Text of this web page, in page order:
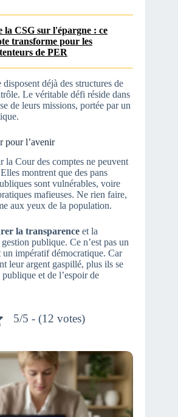
la CSG sur l'épargne : ce
transforme pour les
de PER
déjà des structures de
Le véritable défi réside dans
de leurs missions, portée par un
pour l’avenir
la Cour des comptes ne peuvent
montrent que des pans
sont vulnérables, voire
mafieuses. Ne rien faire,
aux yeux de la population.
la transparence et la
publique. Ce n’est pas un
un impératif démocratique. Car
leur argent gaspillé, plus ils se
et de l’espoir de
5/5 - (12 votes)